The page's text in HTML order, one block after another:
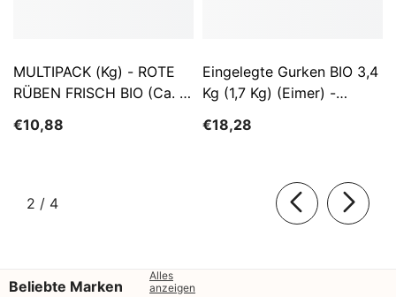
MULTIPACK (kg) - ROTE
RÜBEN FRISCH BIO (ca. 5
€10,88
Eingelegte Gurken BIO 3,4
Kg (1,7 Kg) (Eimer) -
€18,28
2 / von
4
Beliebte Marken
Alles
anzeigen